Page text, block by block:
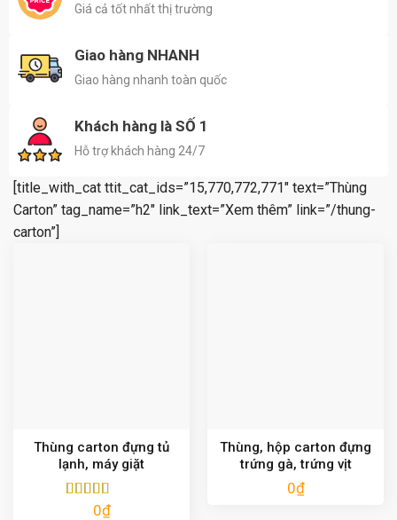
Giá cả tốt nhất thị trường
Giao hàng NHANH
Giao hàng nhanh toàn quốc
Khách hàng là SỐ 1
Hỗ trợ khách hàng 24/7
[title_with_cat ttit_cat_ids=”15,770,772,771″ text=”Thùng
Carton” tag_name=”h2″ link_text=”Xem thêm” link=”/thung-
carton”]
Thùng carton đựng tủ
lạnh, máy giặt
Được xếp
0₫
Thùng, hộp carton đựng
trứng gà, trứng vịt
0₫